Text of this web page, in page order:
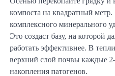
компоста на квадратный метр.
комплексного минерального
Это создаст базу, на которой
работать эффективнее. В
верхний слой почвы каждые
накопления патогенов.